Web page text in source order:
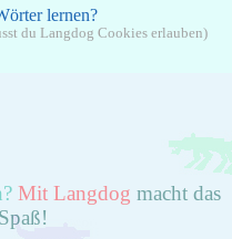
lernen?
du Langdog Cookies erlauben)
Mit Langdog macht das